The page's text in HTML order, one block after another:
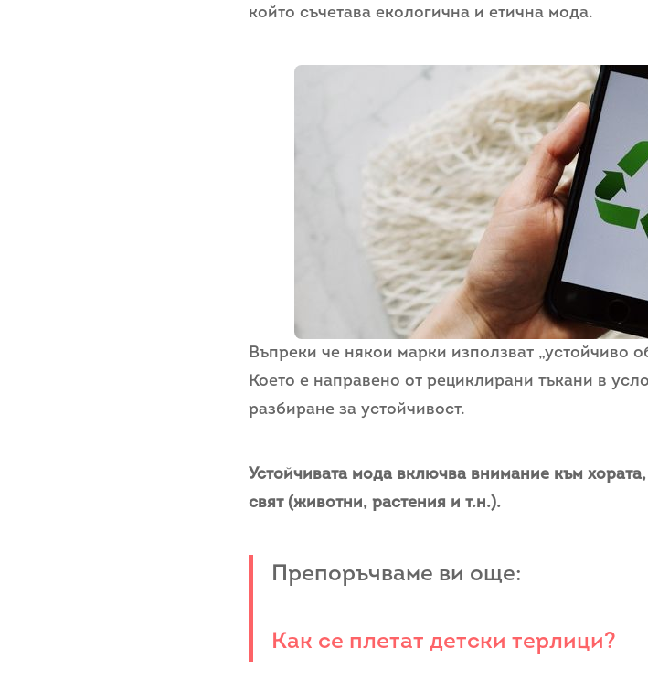
който съчетава екологична и етична мода.
Въпреки че някои марки използват „устойчиво
Което е направено от рециклирани тъкани в
разбиране за устойчивост.
Устойчивата мода включва внимание към
свят (животни, растения и т.н.).
Препоръчваме ви още:
Как се плетат детски терлици?